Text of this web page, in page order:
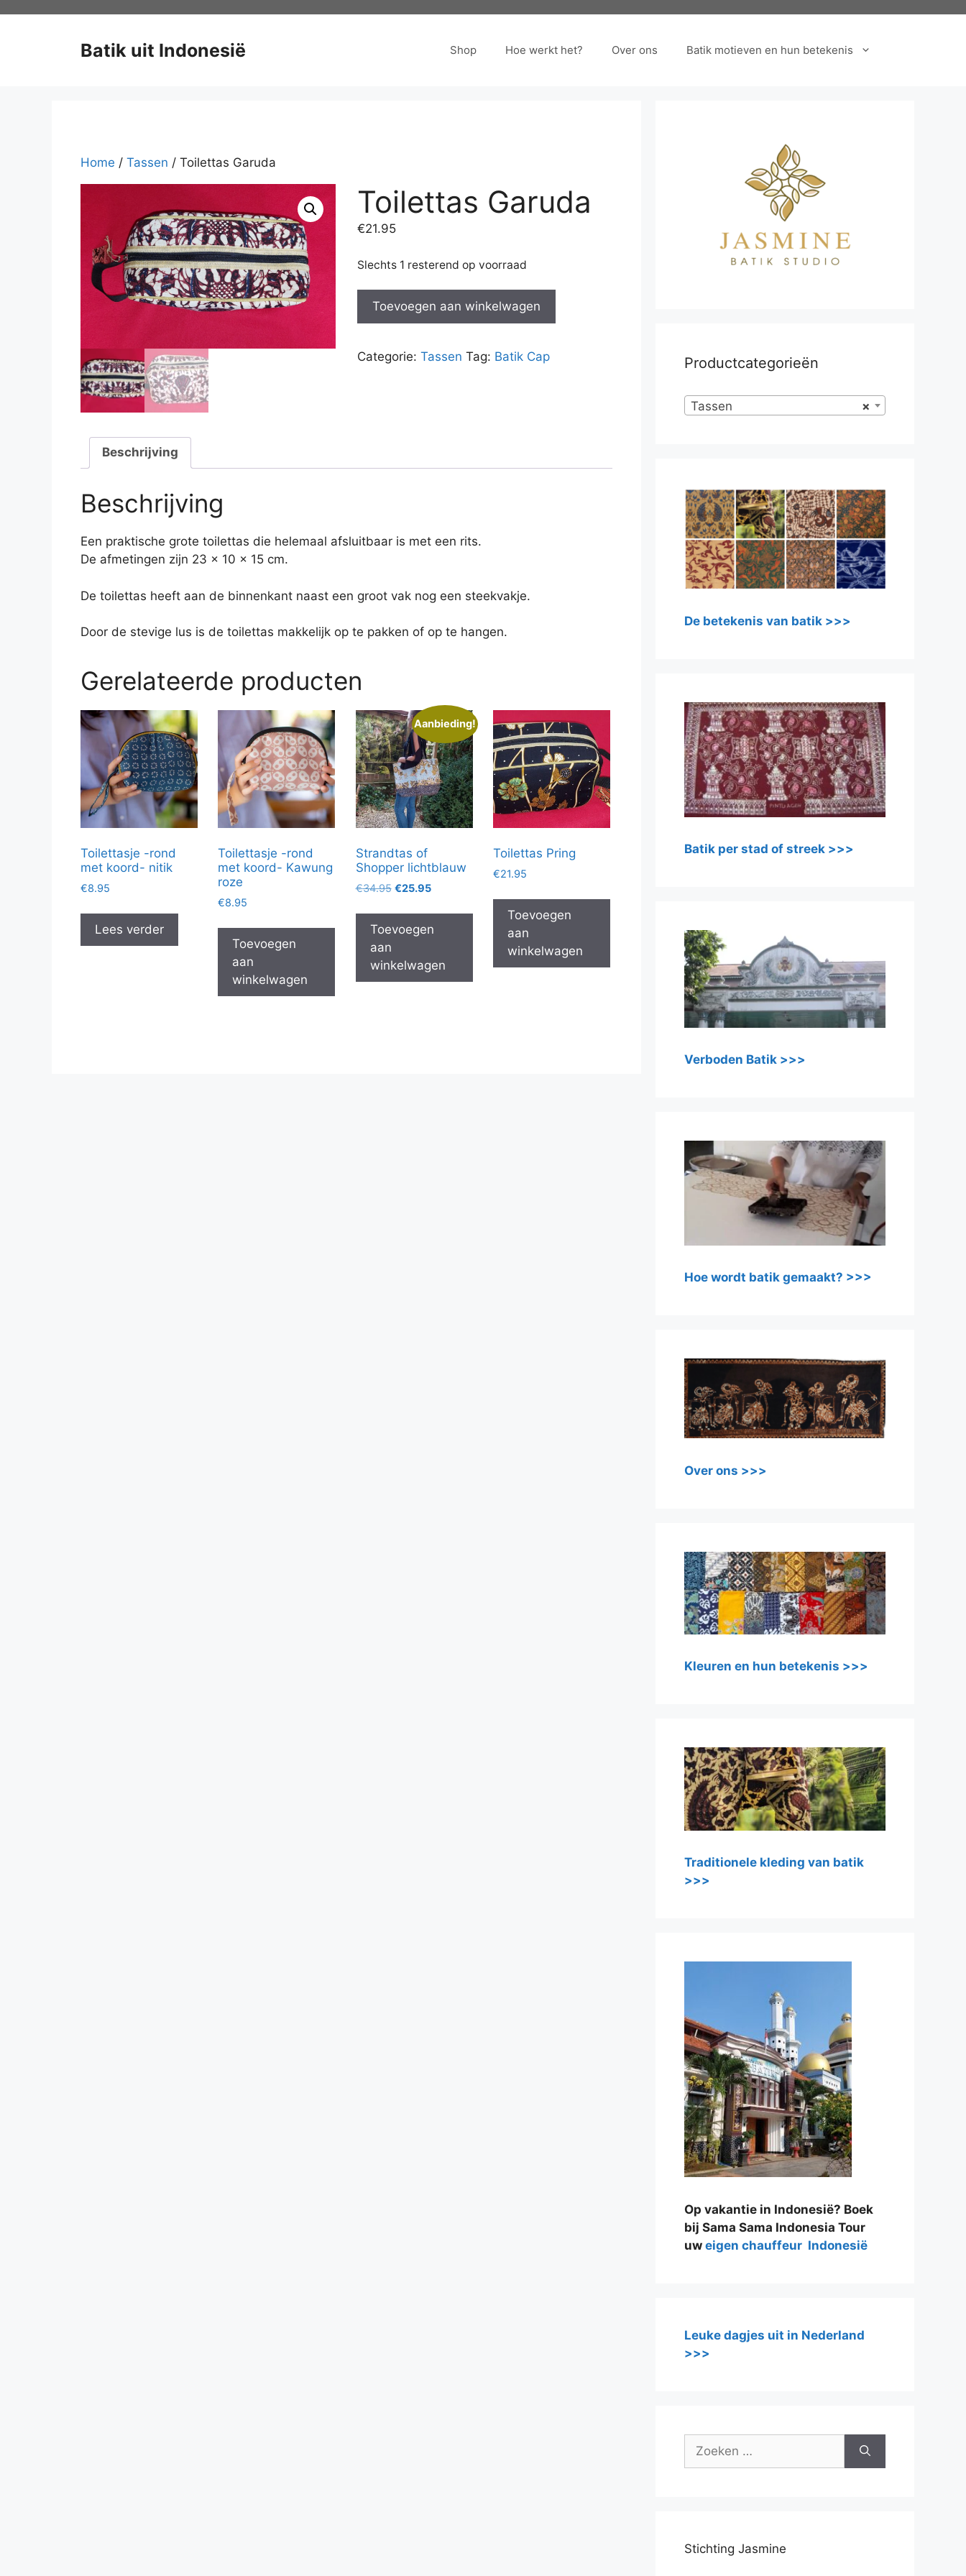
Batik uit Indonesië Shop Hoe werkt het? Over ons Batik motieven en hun betekenis
Home / Tassen / Toilettas Garuda
Toilettas Garuda
€21.95
Slechts 1 resterend op voorraad
Garuda
Toevoegen aan winkelwagen
Categorie: Tassen Tag: Batik Cap
Beschrijving
Beschrijving
Een praktische grote toilettas die helemaal afsluitbaar is met een rits.
De afmetingen zijn 23 x 10 x 15 cm.
De toilettas heeft aan de binnenkant naast een groot vak nog een steekvakje.
Door de stevige lus is de toilettas makkelijk op te pakken of op te hangen.
Gerelateerde producten
Toilettasje -rond
met koord- nitik
€8.95
Lees verder
Toilettasje -rond
met koord- Kawung
roze
€8.95
Toevoegen
aan
winkelwagen
Aanbieding!
Strandtas of
Shopper lichtblauw
€34.95 Oorspronkelijke
was:
€34.95.
€25.95Huidige
is:
€25.95.
Toevoegen
aan
winkelwagen
Toilettas Pring
€21.95
Toevoegen
aan
winkelwagen
Productcategorieën
×
Tassen
De betekenis van batik >>>
Batik per stad of streek >>>
Verboden Batik >>>
Hoe wordt batik gemaakt? >>>
Over ons >>>
Kleuren en hun betekenis >>>
Traditionele kleding van batik
>>>
Op vakantie in Indonesië? Boek
bij Sama Sama Indonesia Tour
uw eigen chauffeur Indonesië
Leuke dagjes uit in Nederland
>>>
naar:
Stichting Jasmine